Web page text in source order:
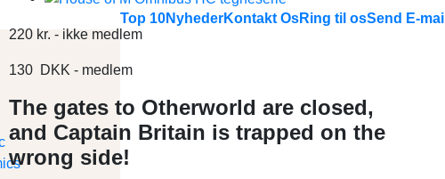
Top 10NyhederKontakt OsRing til osSend E-mail
220 kr. - ikke medlem
130 DKK - medlem
The gates to Otherworld are closed,
and Captain Britain is trapped on the
wrong side!